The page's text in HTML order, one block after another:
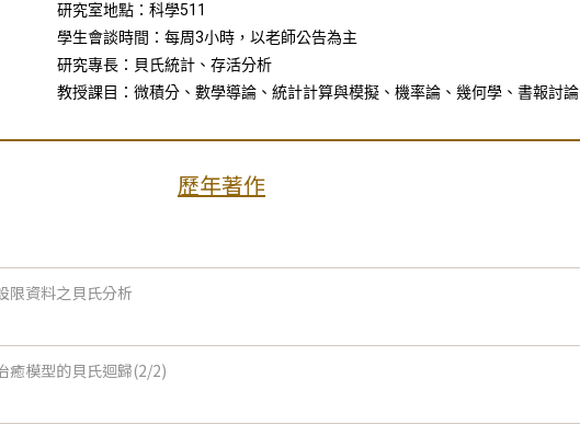
研究室地點：科學511
學生會談時間：每周3小時，以老師公告為主
研究專長：貝氏統計、存活分析
教授課目：微積分、數學導論、統計計算與模擬、機率論、幾何學、書報討論
歷年著作
限資料之貝氏分析
癒模型的貝氏迴歸(2/2)